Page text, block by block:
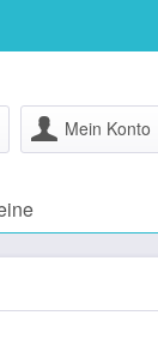
Mein Konto